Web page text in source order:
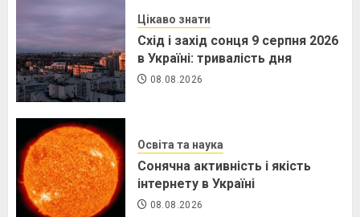
Цікаво знати
Схід і захід сонця 9 серпня 2026
в Україні: тривалість дня
08.08.2026
Освіта та наука
Сонячна активність і якість
інтернету в Україні
08.08.2026